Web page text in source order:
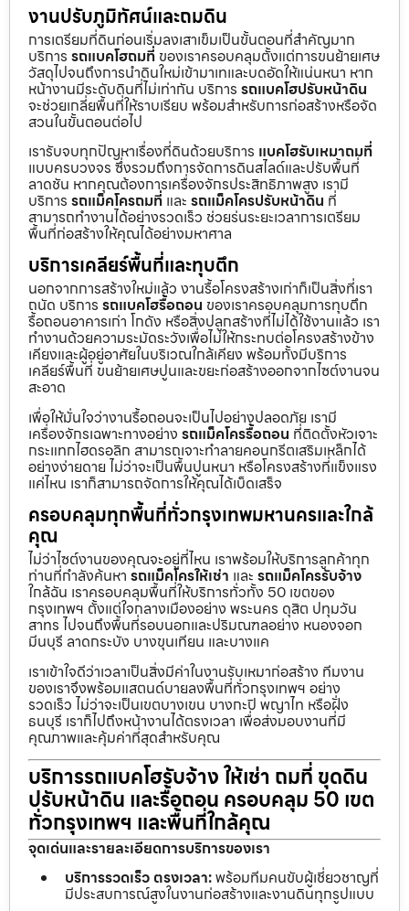
งานปรับภูมิทัศน์และถมดิน
การเตรียมที่ดินก่อนเริ่มลงเสาเข็มเป็นขั้นตอนที่สำคัญมาก
บริการ รถแบคโฮถมที่ ของเราครอบคลุมตั้งแต่การขนย้ายเศษ
วัสดุไปจนถึงการนำดินใหม่เข้ามาเทและบดอัดให้แน่นหนา หาก
หน้างานมีระดับดินที่ไม่เท่ากัน บริการ รถแบคโฮปรับหน้าดิน
จะช่วยเกลี่ยพื้นที่ให้ราบเรียบ พร้อมสำหรับการก่อสร้างหรือจัด
สวนในขั้นตอนต่อไป
เรารับจบทุกปัญหาเรื่องที่ดินด้วยบริการ แบคโฮรับเหมาถมที่
แบบครบวงจร ซึ่งรวมถึงการจัดการดินสไลด์และปรับพื้นที่
ลาดชัน หากคุณต้องการเครื่องจักรประสิทธิภาพสูง เรามี
บริการ รถแม็คโครถมที่ และ รถแม็คโครปรับหน้าดิน ที่
สามารถทำงานได้อย่างรวดเร็ว ช่วยร่นระยะเวลาการเตรียม
พื้นที่ก่อสร้างให้คุณได้อย่างมหาศาล
บริการเคลียร์พื้นที่และทุบตึก
นอกจากการสร้างใหม่แล้ว งานรื้อโครงสร้างเก่าก็เป็นสิ่งที่เรา
ถนัด บริการ รถแบคโฮรื้อถอน ของเราครอบคลุมการทุบตึก
รื้อถอนอาคารเก่า โกดัง หรือสิ่งปลูกสร้างที่ไม่ได้ใช้งานแล้ว เรา
ทำงานด้วยความระมัดระวังเพื่อไม่ให้กระทบต่อโครงสร้างข้าง
เคียงและผู้อยู่อาศัยในบริเวณใกล้เคียง พร้อมทั้งมีบริการ
เคลียร์พื้นที่ ขนย้ายเศษปูนและขยะก่อสร้างออกจากไซต์งานจน
สะอาด
เพื่อให้มั่นใจว่างานรื้อถอนจะเป็นไปอย่างปลอดภัย เรามี
เครื่องจักรเฉพาะทางอย่าง รถแม็คโครรื้อถอน ที่ติดตั้งหัวเจาะ
กระแทกไฮดรอลิก สามารถเจาะทำลายคอนกรีตเสริมเหล็กได้
อย่างง่ายดาย ไม่ว่าจะเป็นพื้นปูนหนา หรือโครงสร้างที่แข็งแรง
แค่ไหน เราก็สามารถจัดการให้คุณได้เบ็ดเสร็จ
ครอบคลุมทุกพื้นที่ทั่วกรุงเทพมหานครและใกล้
คุณ
ไม่ว่าไซต์งานของคุณจะอยู่ที่ไหน เราพร้อมให้บริการลูกค้าทุก
ท่านที่กำลังค้นหา รถแม็คโครให้เช่า และ รถแม็คโครรับจ้าง
ใกล้ฉัน เราครอบคลุมพื้นที่ให้บริการทั่วทั้ง 50 เขตของ
กรุงเทพฯ ตั้งแต่ใจกลางเมืองอย่าง พระนคร ดุสิต ปทุมวัน
สาทร ไปจนถึงพื้นที่รอบนอกและปริมณฑลอย่าง หนองจอก
มีนบุรี ลาดกระบัง บางขุนเทียน และบางแค
เราเข้าใจดีว่าเวลาเป็นสิ่งมีค่าในงานรับเหมาก่อสร้าง ทีมงาน
ของเราจึงพร้อมแสตนด์บายลงพื้นที่ทั่วกรุงเทพฯ อย่าง
รวดเร็ว ไม่ว่าจะเป็นเขตบางเขน บางกะปิ พญาไท หรือฝั่ง
ธนบุรี เราก็ไปถึงหน้างานได้ตรงเวลา เพื่อส่งมอบงานที่มี
คุณภาพและคุ้มค่าที่สุดสำหรับคุณ
บริการรถแบคโฮรับจ้าง ให้เช่า ถมที่ ขุดดิน
ปรับหน้าดิน และรื้อถอน ครอบคลุม 50 เขต
ทั่วกรุงเทพฯ และพื้นที่ใกล้คุณ
จุดเด่นและรายละเอียดการบริการของเรา
บริการรวดเร็ว ตรงเวลา:พร้อมทีมคนขับผู้เชี่ยวชาญที่
มีประสบการณ์สูงในงานก่อสร้างและงานดินทุกรูปแบบ